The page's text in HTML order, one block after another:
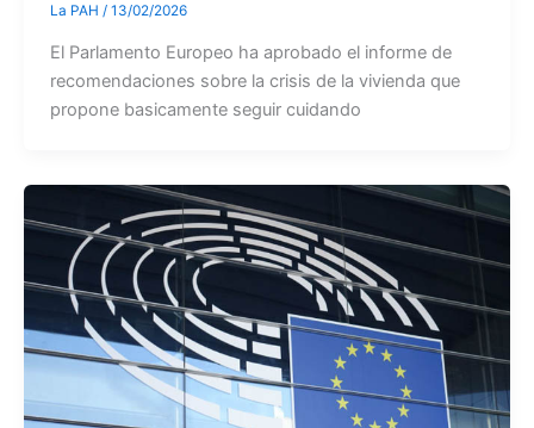
La PAH / 13/02/2026
El Parlamento Europeo ha aprobado el informe de
recomendaciones sobre la crisis de la vivienda que
propone basicamente seguir cuidando